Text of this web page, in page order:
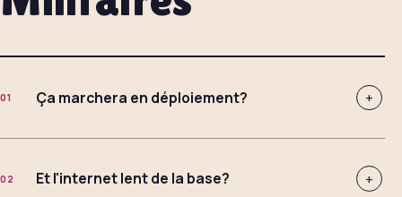
01 Ça marchera en déploiement? +
02 Et l'internet lent de la base? +